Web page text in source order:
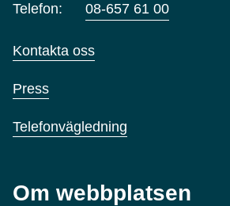
Telefon: 08-657 61 00
Kontakta oss
Press
Telefonvägledning
Om webbplatsen